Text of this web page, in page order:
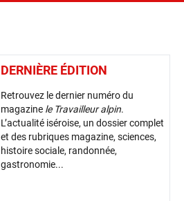
DERNIÈRE ÉDITION
Retrouvez le dernier numéro du
magazine le Travailleur alpin.
L’actualité iséroise, un dossier complet
et des rubriques magazine, sciences,
histoire sociale, randonnée,
gastronomie...